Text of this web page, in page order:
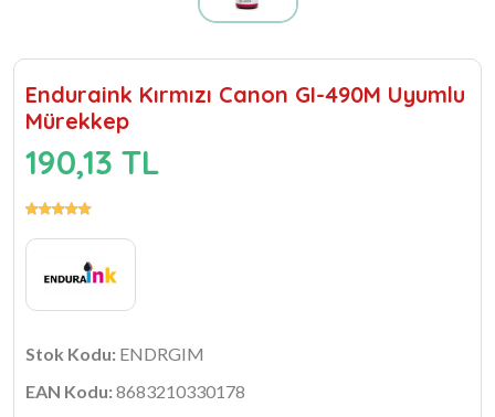
Enduraink Kırmızı Canon GI-490M Uyumlu
Mürekkep
190,13 TL
Stok Kodu: ENDRGIM
EAN Kodu:8683210330178